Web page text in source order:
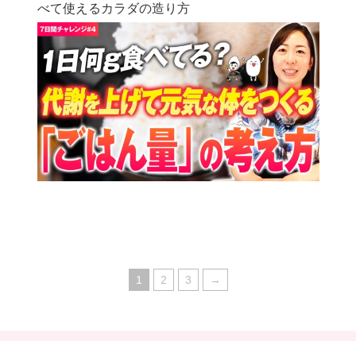
べて使えるカラダの造り方
1 2 3 →